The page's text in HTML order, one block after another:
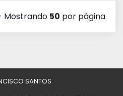
Mostrando 50 por página
SANTOS